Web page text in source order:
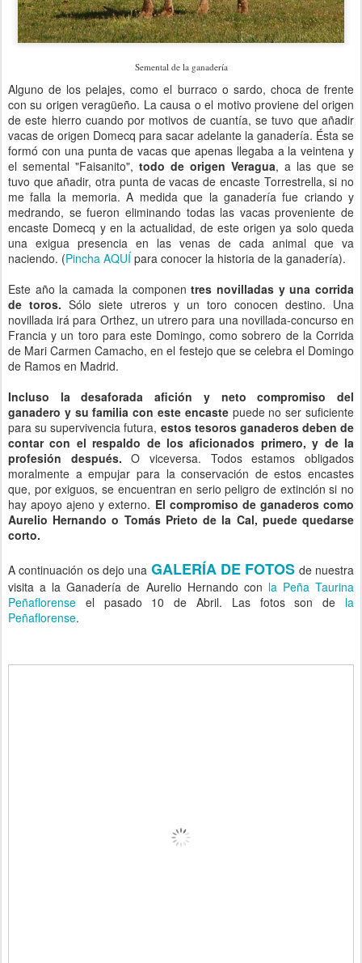
Semental de la ganadería
Alguno de los pelajes, como el burraco o sardo, choca de frente
con su origen veragüeño. La causa o el motivo proviene del origen
de este hierro cuando por motivos de cuantía, se tuvo que añadir
vacas de origen Domecq para sacar adelante la ganadería. Ésta se
formó con una punta de vacas que apenas llegaba a la veintena y
el semental "Faisanito", todo de origen Veragua, a las que se
tuvo que añadir, otra punta de vacas de encaste Torrestrella, si no
me falla la memoria. A medida que la ganadería fue criando y
medrando, se fueron eliminando todas las vacas proveniente de
encaste Domecq y en la actualidad, de este origen ya solo queda
una exigua presencia en las venas de cada animal que va
naciendo. (Pincha AQUÍ para conocer la historia de la ganadería).
Este año la camada la componentres novilladas y una corrida
de toros. Sólo siete utreros y un toro conocen destino. Una
novillada irá para Orthez, un utrero para una novillada-concurso en
Francia y un toro para este Domingo, como sobrero de la Corrida
de Mari Carmen Camacho, en el festejo que se celebra el Domingo
de Ramos en Madrid.
Incluso la desaforada afición y neto compromiso del
ganadero y su familia con este encastepuede no ser suficiente
para su supervivencia futura, estos tesoros ganaderos deben de
contar con el respaldo de los aficionados primero, y de la
profesión después. O viceversa. Todos estamos obligados
moralmente a empujar para la conservación de estos encastes
que, por exiguos, se encuentran en serio peligro de extinción si no
hay apoyo ajeno y externo. El compromiso de ganaderos como
Aurelio Hernando o Tomás Prieto de la Cal, puede quedarse
corto.
A continuación os dejo una GALERÍA DE FOTOS de nuestra
visita a la Ganadería de Aurelio Hernando con la Peña Taurina
Peñaflorense el pasado 10 de Abril. Las fotos son de la
Peñaflorense.